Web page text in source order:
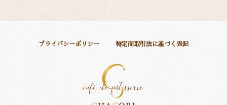
プライバシーポリシー 特定商取引法に基づく表記